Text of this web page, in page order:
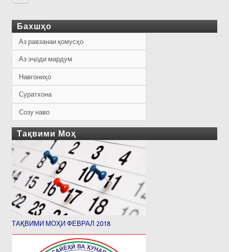
Бахшҳо
Аз равзанаи қомусҳо
Аз эҷоди мардум
Навгониҳо
Суратхона
Созу наво
Тақвими Моҳ
ТАҚВИМИ МОҲИ ФЕВРАЛ 2018